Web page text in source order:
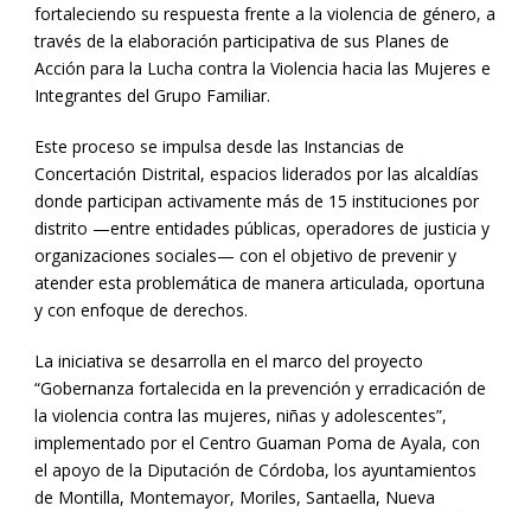
fortaleciendo su respuesta frente a la violencia de género, a
través de la elaboración participativa de sus Planes de
Acción para la Lucha contra la Violencia hacia las Mujeres e
Integrantes del Grupo Familiar.
Este proceso se impulsa desde las Instancias de
Concertación Distrital, espacios liderados por las alcaldías
donde participan activamente más de 15 instituciones por
distrito —entre entidades públicas, operadores de justicia y
organizaciones sociales— con el objetivo de prevenir y
atender esta problemática de manera articulada, oportuna
y con enfoque de derechos.
La iniciativa se desarrolla en el marco del proyecto
“Gobernanza fortalecida en la prevención y erradicación de
la violencia contra las mujeres, niñas y adolescentes”,
implementado por el Centro Guaman Poma de Ayala, con
el apoyo de la Diputación de Córdoba, los ayuntamientos
de Montilla, Montemayor, Moriles, Santaella, Nueva